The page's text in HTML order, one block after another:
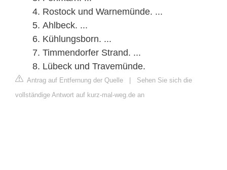
Rostock und Warnemünde. ...
Ahlbeck. ...
Kühlungsborn. ...
Timmendorfer Strand. ...
Lübeck und Travemünde.
Antrag auf Entfernung der Quelle | Sehen Sie sich die
vollständige Antwort auf kurz-mal-weg.de an